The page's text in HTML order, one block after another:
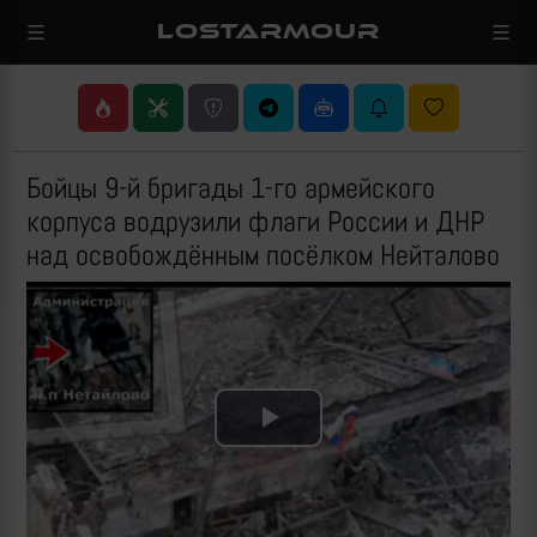
LOSTARMOUR
Бойцы 9-й бригады 1-го армейского
корпуса водрузили флаги России и ДНР
над освобождённым посёлком Нейталово
Play
Video